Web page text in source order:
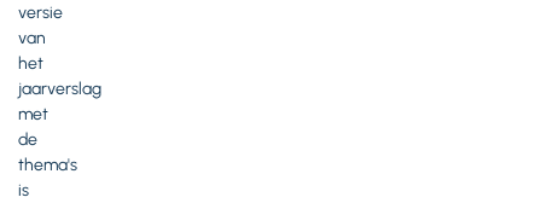
versie
van
het
jaarverslag
met
de
thema's
is